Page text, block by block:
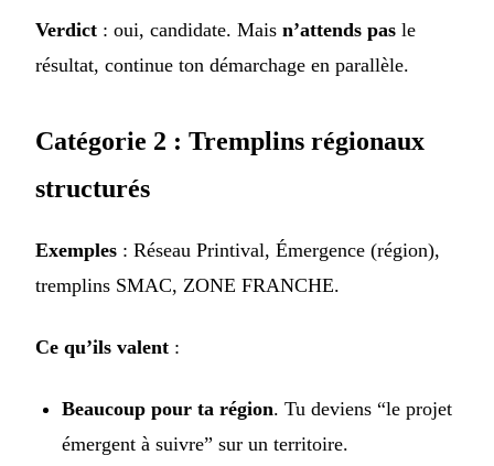
Verdict : oui, candidate. Mais n’attends pas le
résultat, continue ton démarchage en parallèle.
Catégorie 2 : Tremplins régionaux
structurés
Exemples : Réseau Printival, Émergence (région),
tremplins SMAC, ZONE FRANCHE.
Ce qu’ils valent :
Beaucoup pour ta région. Tu deviens “le projet
émergent à suivre” sur un territoire.